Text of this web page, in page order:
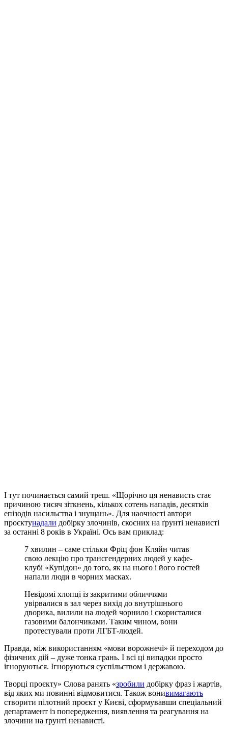
І тут починається самий треш. «Щорічно ця ненависть стає
причиною тисяч зіткнень, кількох сотень нападів, десятків
епізодів насильства і знущань». Для наочності автори
проєктунадали добірку злочинів, скоєних на ґрунті ненависті
за останні 8 років в Україні. Ось вам приклад:
7 хвилин – саме стільки Фріц фон Кляйн читав
свою лекцію про трансгендерних людей у кафе-
клубі «Купідон» до того, як на нього і його гостей
напали люди в чорних масках.
Невідомі хлопці із закритими обличчями
увірвалися в зал через вихід до внутрішнього
дворика, вилили на людей чорнило і скористалися
газовими балончиками. Таким чином, вони
протестували проти ЛГБТ-людей.
Правда, між використанням «мови ворожнечі» й переходом до
фізичних дій – дуже тонка грань. І всі ці випадки просто
ігноруються. Ігноруються суспільством і державою.
Творці проєкту» Слова ранять «зробили добірку фраз і жартів,
від яких ми повинні відмовитися. Також вонивимагають
створити пілотний проєкт у Києві, сформувавши спеціальний
департамент із попередження, виявлення та реагування на
злочини на ґрунті ненависті.